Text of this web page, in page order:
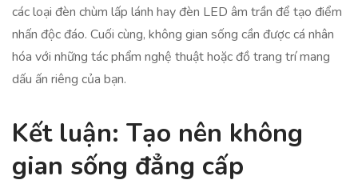
các loại đèn chùm lấp lánh hay đèn LED âm trần để tạo điểm
nhấn độc đáo. Cuối cùng, không gian sống cần được cá nhân
hóa với những tác phẩm nghệ thuật hoặc đồ trang trí mang
dấu ấn riêng của bạn.
Kết luận: Tạo nên không
gian sống đẳng cấp